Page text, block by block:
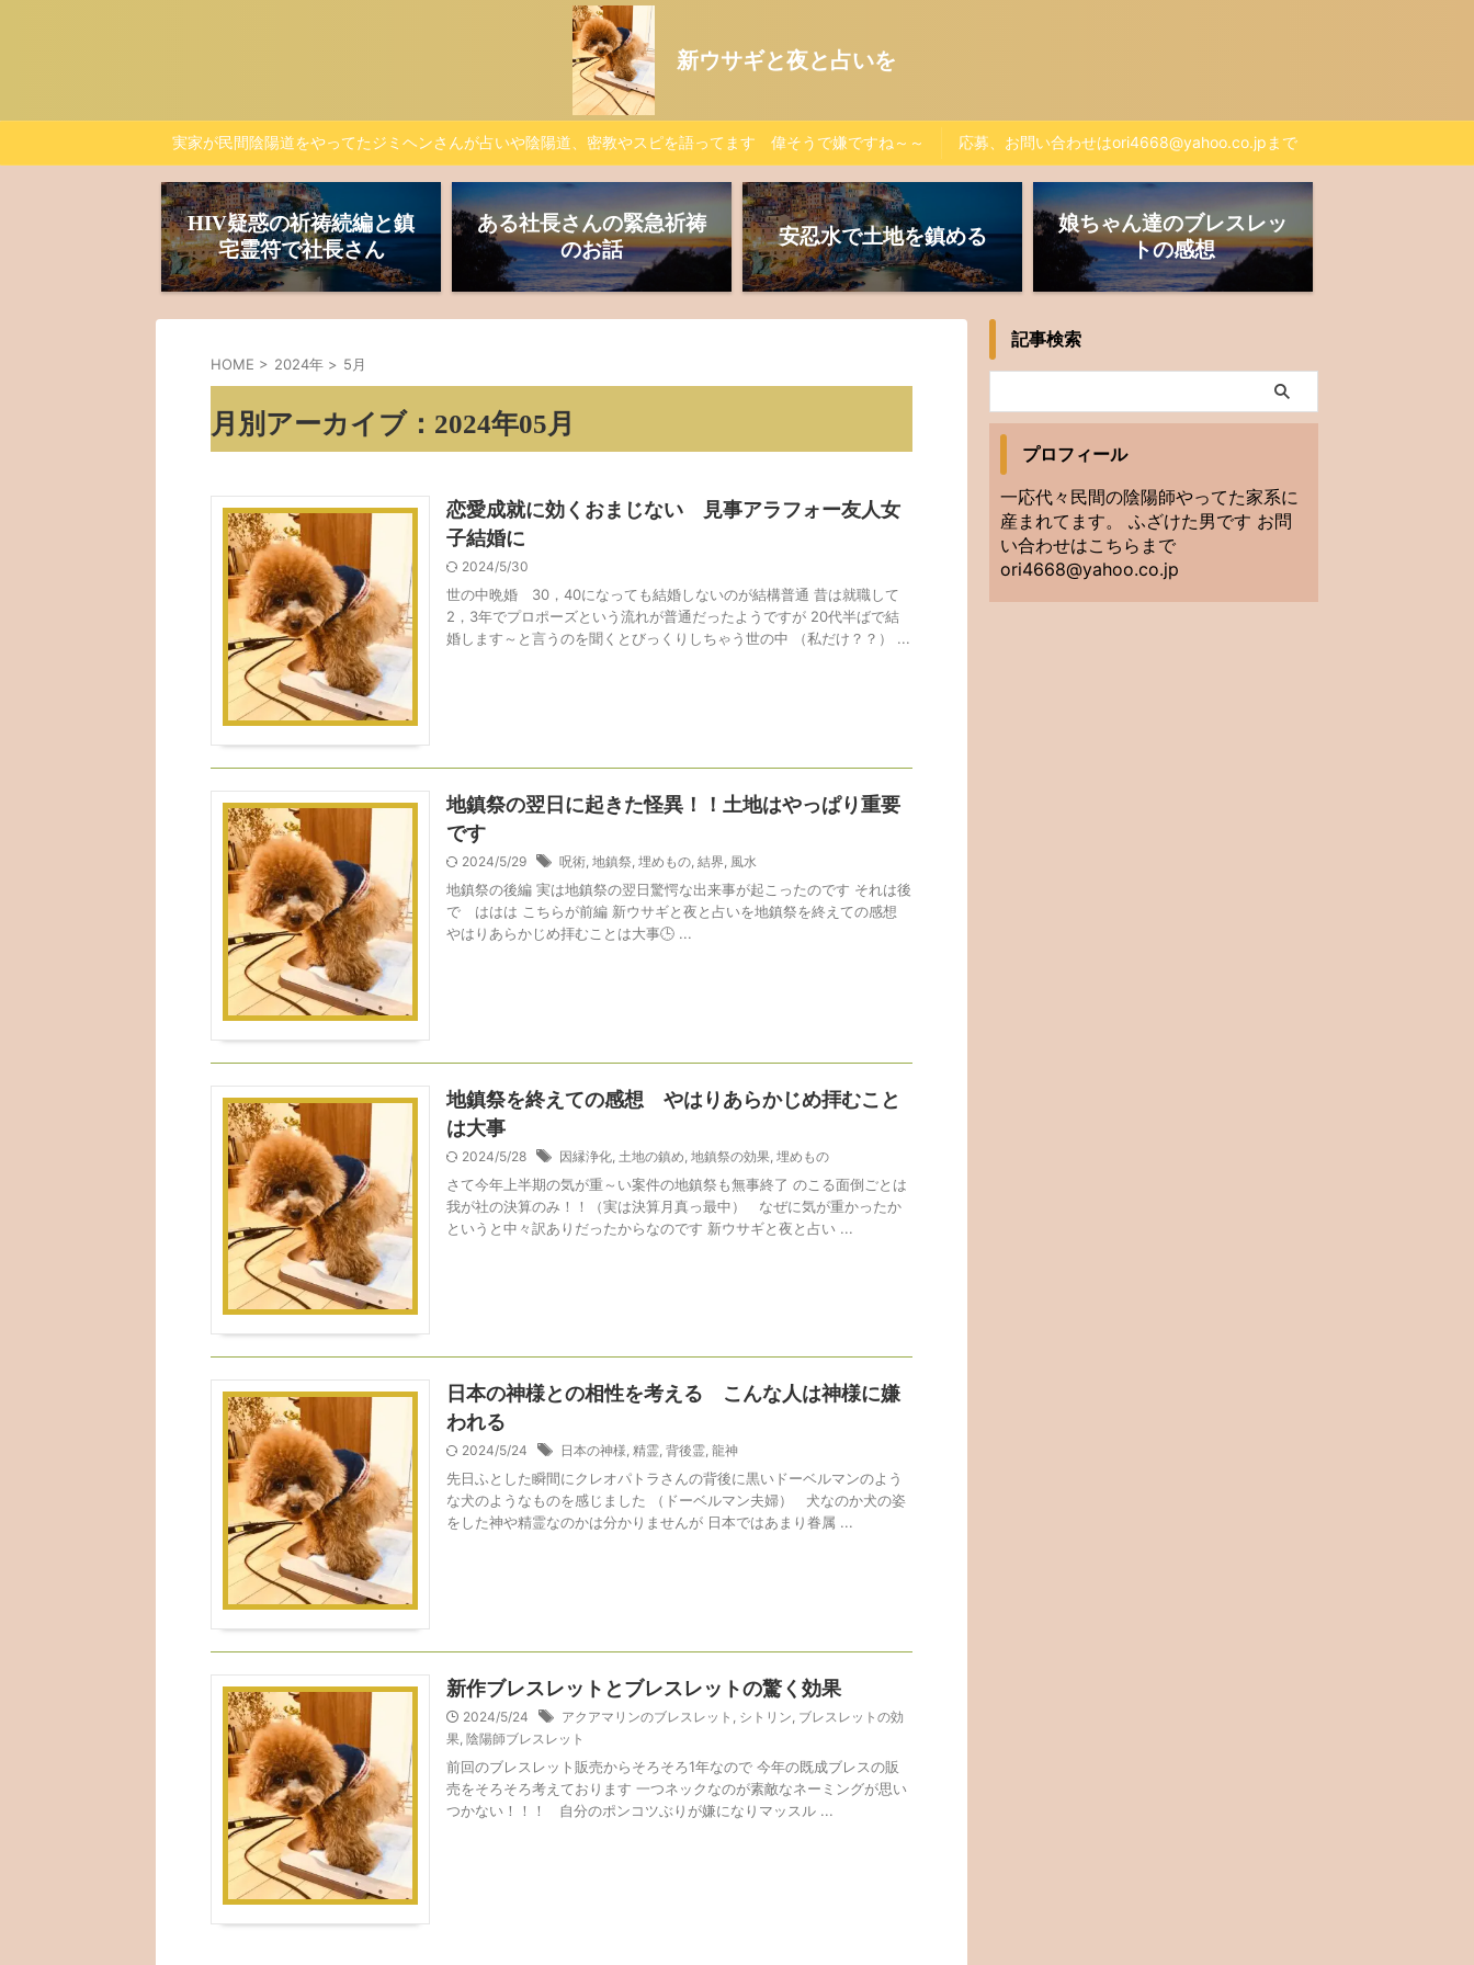
新ウサギと夜と占いを
実家が民間陰陽道をやってたジミヘンさんが占いや陰陽道、密教やスピを語ってます 偉そうで嫌ですね～～ 応募、お問い合わせはori4668@yahoo.co.jpまで
HIV疑惑の祈祷続編と鎮
宅霊符で社長さん
ある社長さんの緊急祈祷
のお話
安忍水で土地を鎮める
娘ちゃん達のブレスレッ
トの感想
HOME > 2024年 > 5月
月別アーカイブ：2024年05月
恋愛成就に効くおまじない 見事アラフォー友人女
子結婚に
2024/5/30
世の中晩婚 30，40になっても結婚しないのが結構普通 昔は就職して
2，3年でプロポーズという流れが普通だったようですが 20代半ばで結
婚します～と言うのを聞くとびっくりしちゃう世の中 （私だけ？？） ...
地鎮祭の翌日に起きた怪異！！土地はやっぱり重要
です
2024/5/29 呪術 地鎮祭 埋めもの 結界 風水
地鎮祭の後編 実は地鎮祭の翌日驚愕な出来事が起こったのです それは後
で ははは こちらが前編 新ウサギと夜と占いを地鎮祭を終えての感想
やはりあらかじめ拝むことは大事🕒️ ...
地鎮祭を終えての感想 やはりあらかじめ拝むこと
は大事
2024/5/28 因縁浄化 土地の鎮め 地鎮祭の効果 埋めもの
さて今年上半期の気が重～い案件の地鎮祭も無事終了 のこる面倒ごとは
我が社の決算のみ！！（実は決算月真っ最中） なぜに気が重かったか
というと中々訳ありだったからなのです 新ウサギと夜と占い ...
日本の神様との相性を考える こんな人は神様に嫌
われる
2024/5/24 日本の神様, 精霊, 背後霊, 龍神
先日ふとした瞬間にクレオパトラさんの背後に黒いドーベルマンのよう
な犬のようなものを感じました （ドーベルマン夫婦） 犬なのか犬の姿
をした神や精霊なのかは分かりませんが 日本ではあまり眷属 ...
新作ブレスレットとブレスレットの驚く効果
2024/5/24 アクアマリンのブレスレット , シトリン, ブレスレットの効
果, 陰陽師ブレスレット
前回のブレスレット販売からそろそろ1年なので 今年の既成ブレスの販
売をそろそろ考えております 一つネックなのが素敵なネーミングが思い
つかない！！！ 自分のポンコツぶりが嫌になりマッスル ...
記事検索
プロフィール
一応代々民間の陰陽師やってた家系に
産まれてます。 ふざけた男です お問
い合わせはこちらまで
ori4668@yahoo.co.jp